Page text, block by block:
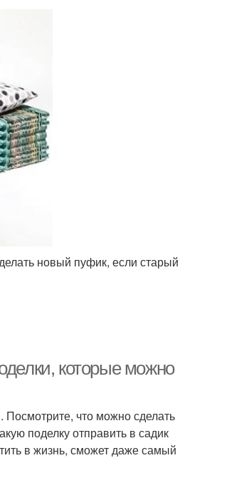
новый пуфик, если старый
которые можно
что можно сделать
поделку отправить в садик
в жизнь, сможет даже самый